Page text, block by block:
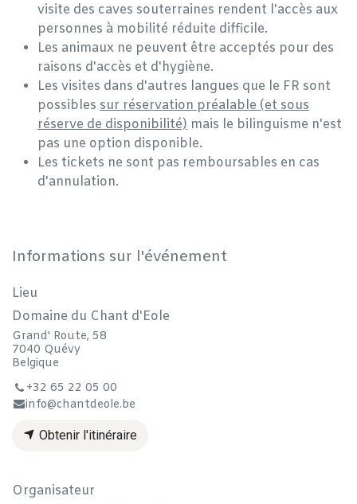
visite des caves souterraines rendent l'accès aux
personnes à mobilité réduite difficile.
Les animaux ne peuvent être acceptés pour des
raisons d'accès et d'hygiène.
Les visites dans d'autres langues que le FR sont
possibles sur réservation préalable (et sous
réserve de disponibilité) mais le bilinguisme n'est
pas une option disponible.
Les tickets ne sont pas remboursables en cas
d'annulation.
Informations sur l'événement
Lieu
Domaine du Chant d'Eole
Grand' Route, 58
7040 Quévy
Belgique
+32 65 22 05 00
info@chantdeole.be
Obtenir l'itinéraire
Organisateur